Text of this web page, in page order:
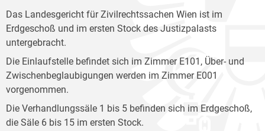
Das Landesgericht für Zivilrechtssachen Wien ist im
Erdgeschoß und im ersten Stock des Justizpalasts
untergebracht.
Die Einlaufstelle befindet sich im Zimmer E101, Über- und
Zwischenbeglaubigungen werden im Zimmer E001
vorgenommen.
Die Verhandlungssäle 1 bis 5 befinden sich im Erdgeschoß,
die Säle 6 bis 15 im ersten Stock.